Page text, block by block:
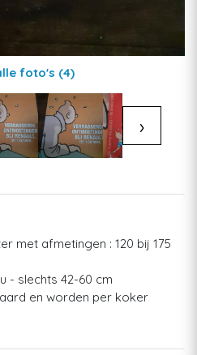
foto's (4)
›
met afmetingen : 120 bij 175
- slechts 42-60 cm
en worden per koker